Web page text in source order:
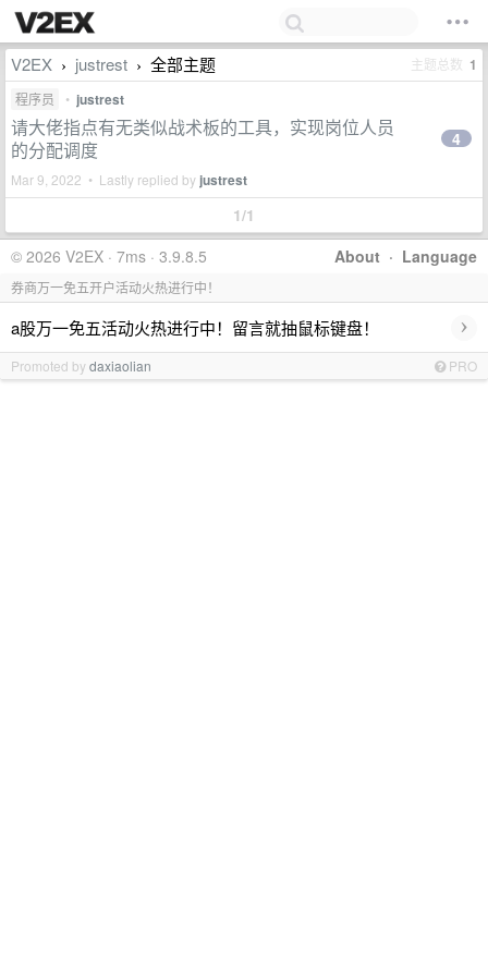
V2EX › justrest › 全部主题 主题总数 1
程序员 • justrest
请大佬指点有无类似战术板的工具，实现岗位人员
的分配调度
Mar 9, 2022 • Lastly replied by justrest
4
1/1
About · Language
© 2026 V2EX · 7ms · 3.9.8.5
券商万一免五开户活动火热进行中！
a股万一免五活动火热进行中！留言就抽鼠标键盘！ ›
Promoted bydaxiaolian PRO